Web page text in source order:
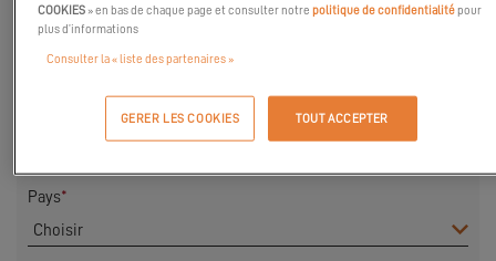
Prénom*
Pays*
COOKIES » en bas de chaque page et consulter notrepolitique de confidentialitépour
plus d’informations
Consulter la « liste des partenaires »
GERER LES COOKIES TOUT ACCEPTER